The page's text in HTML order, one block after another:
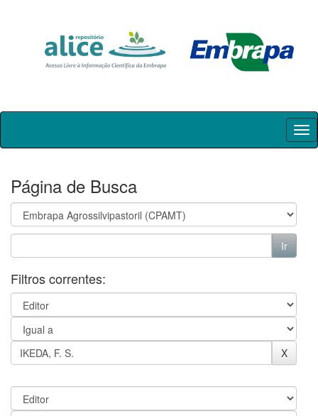
Skip
Página de Busca
Filtros correntes: